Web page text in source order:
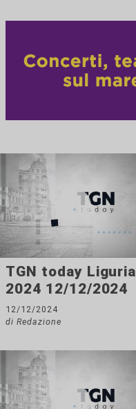
TGN today Liguria
2024 12/12/2024
12/12/2024
di Redazione